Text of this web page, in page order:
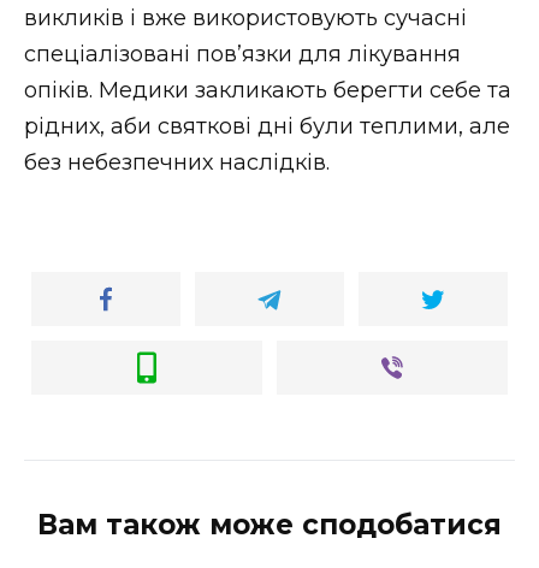
викликів і вже використовують сучасні
спеціалізовані пов’язки для лікування
опіків. Медики закликають берегти себе та
рідних, аби святкові дні були теплими, але
без небезпечних наслідків.
Вам також може сподобатися